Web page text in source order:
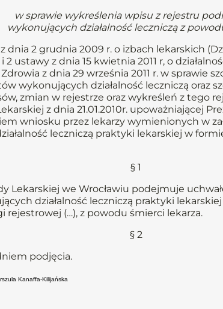
w sprawie wykreślenia wpisu z rejestru
wykonujących działalność leczniczą z
dnia 2 grudnia 2009 r. o izbach lekarskich
2 ustawy z dnia 15 kwietnia 2011 r, o
z dnia 29 września 2011 r. w sprawie
wykonujących działalność leczniczą oraz
zmian w rejestrze oraz wykreśleń z tego
z dnia 21.01.2010r. upoważniającej
wniosku przez lekarzy wymienionych w
leczniczą praktyki lekarskiej w
§ 1
Lekarskiej we Wrocławiu podejmuje
działalność leczniczą praktyki
(…), z powodu śmierci lekarza.
§ 2
podjęcia.
Kanaffa-Kilijańska